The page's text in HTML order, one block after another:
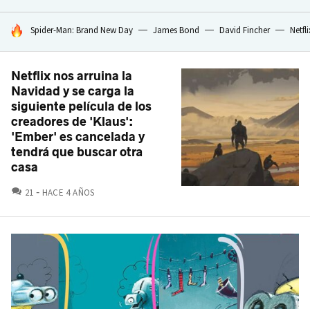
HOY SE HABLA DE
Spider-Man: Brand New Day James Bond David Fincher
Netflix nos arruina la
Navidad y se carga la
siguiente película de los
creadores de 'Klaus':
'Ember' es cancelada y
tendrá que buscar otra
casa
21 COMENTARIOS
HACE 4 AÑOS